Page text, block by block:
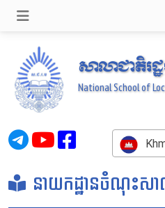
សាលាជាតិរ
National School of
នាយកដ្ឋានចំណុះសា